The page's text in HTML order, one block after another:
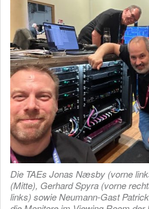
Die TAEs Jonas Næsby (vorne
(Mitte), Gerhard Spyra (vorne
links) sowie Neumann-Gast